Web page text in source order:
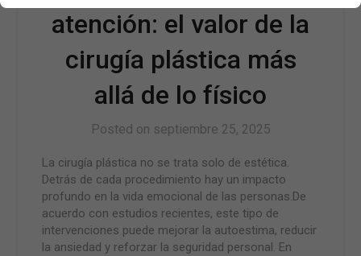
atención: el valor de la
cirugía plástica más
allá de lo físico
Posted on septiembre 25, 2025
La cirugía plástica no se trata solo de estética.
Detrás de cada procedimiento hay un impacto
profundo en la vida emocional de las personas.De
acuerdo con estudios recientes, este tipo de
intervenciones puede mejorar la autoestima, reducir
la ansiedad y reforzar la seguridad personal. En